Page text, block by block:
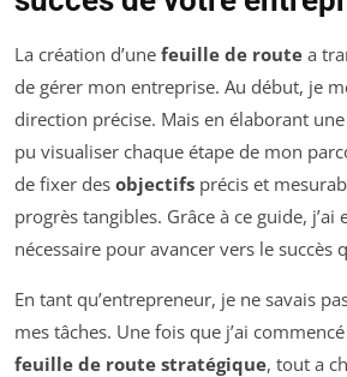
La création d’une feuille de route a
de gérer mon entreprise. Au début, je
direction précise. Mais en élaborant une
pu visualiser chaque étape de mon
de fixer des objectifs précis et
progrès tangibles. Grâce à ce guide, j’ai
nécessaire pour avancer vers le succès
En tant qu’entrepreneur, je ne savais
mes tâches. Une fois que j’ai
feuille de route stratégique, tout a